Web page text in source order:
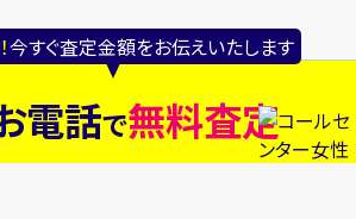
今すぐ査定金額をお伝えいたします
電話で無料査定